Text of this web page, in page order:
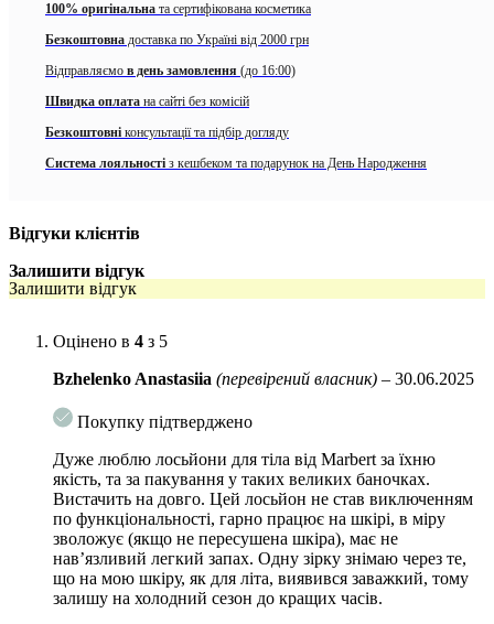
– має легку шовковисту консистенцію, яка ефективно поглинається
шкірою;
– містить корисні олію авокадо і масло ши;
– насичує клітини цілющою вологою, вітамінами і поживними
речовинами;
– стимулює обмінні процеси і мікроциркуляцію крові епідермісу
– має антиоксидантну активність;
– надає розгладжувальну, тонізувальну і підтягувальну дії;
– запобігає запальним процесам, появі сухості і лущення;
– надає шкірі гладкість, пружність і сяйво.
Спосіб застосування:Легкими, масажними рухами нанесіть лосьйон
100% оригінальна та сертифікована косметика
Безкоштовна доставка по Україні від 2000 грн
Відправляємо в день замовлення (до 16:00)
Швидка оплата на сайті без комісій
Безкоштовні консультації та підбір догляду
Система лояльності з кешбеком та подарунок на День Народження
Відгуки клієнтів
Залишити відгук
Залишити відгук
Оцінено в 4 з 5
Bzhelenko Anastasiia (перевірений власник) – 30.06.2025
Покупку підтверджено
Дуже люблю лосьйони для тіла від Marbert за їхню
якість, та за пакування у таких великих баночках.
Вистачить на довго. Цей лосьйон не став виключенням
по функціональності, гарно працює на шкірі, в міру
зволожує (якщо не пересушена шкіра), має не
нав’язливий легкий запах. Одну зірку знімаю через те,
що на мою шкіру, як для літа, виявився заважкий, тому
залишу на холодний сезон до кращих часів.